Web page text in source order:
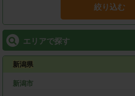
絞り込む
エリアで探す
新潟県
新潟市